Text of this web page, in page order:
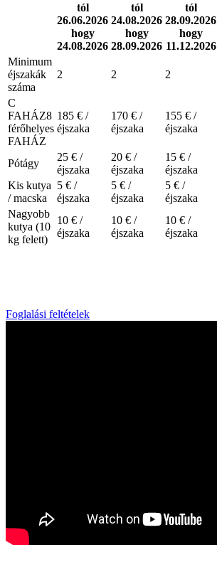
tól
26.06.2026
hogy
24.08.2026
tól
24.08.2026
hogy
28.09.2026
tól
28.09.2026
hogy
11.12.2026
Minimum
éjszakák
száma
2 2 2
C
FAHÁZ8
férőhelyes
FAHÁZ
185 € /
éjszaka
170 € /
éjszaka
155 € /
éjszaka
Pótágy
25 € /
éjszaka
20 € /
éjszaka
15 € /
éjszaka
Kis kutya
/ macska
5 € /
éjszaka
5 € /
éjszaka
5 € /
éjszaka
Nagyobb
kutya (10
kg felett)
10 € /
éjszaka
10 € /
éjszaka
10 € /
éjszaka
Foglalási feltételek